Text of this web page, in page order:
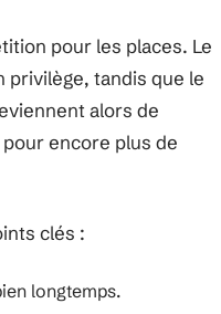
pour les places. Le
privilège, tandis que le
alors de
pour encore plus de
clés :
longtemps.